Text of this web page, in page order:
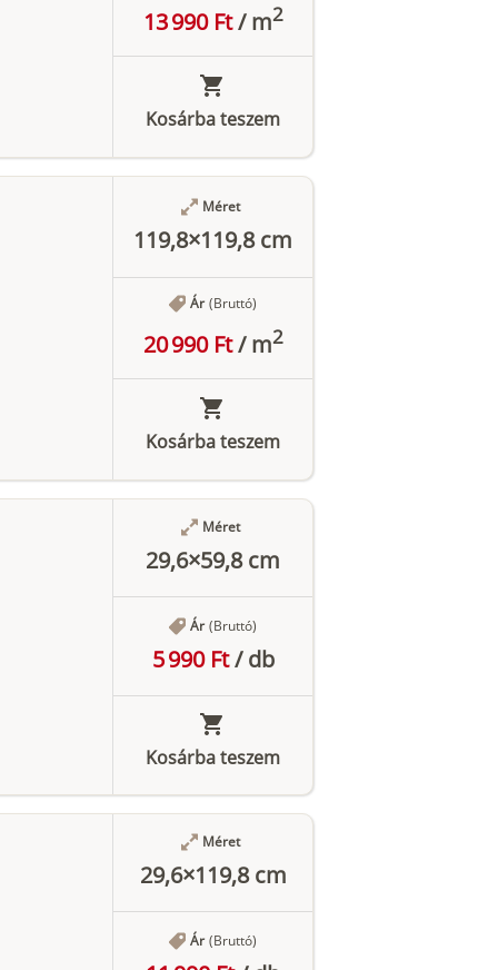
13 990 Ft/m2
Kosárba teszem
Méret
119,8×119,8 cm
Ár (Bruttó)
20 990 Ft/m2
Kosárba teszem
Méret
29,6×59,8 cm
Ár (Bruttó)
5 990 Ft/db
Kosárba teszem
Méret
29,6×119,8 cm
Ár (Bruttó)